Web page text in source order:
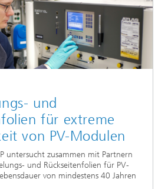
und
für extreme
von PV-Modulen
untersucht zusammen mit Partnern
und Rückseitenfolien für PV-
von mindestens 40 Jahren